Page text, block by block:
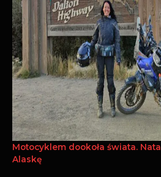
Motocyklem dookoła świata.
Alaskę